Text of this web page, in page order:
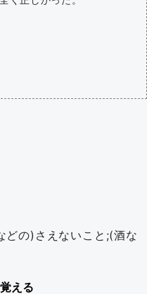
の)さえないこと;(酒な
える